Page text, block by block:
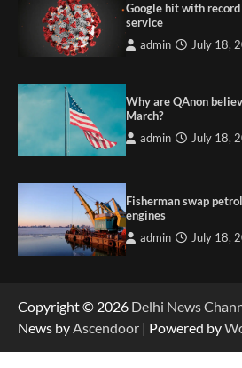
Google hit with record
service
admin July 18,
Why are QAnon
March?
admin July 18,
Fisherman swap
engines
admin July 18,
Copyright © 2026 Delhi News
News by Ascendoor | Powered by